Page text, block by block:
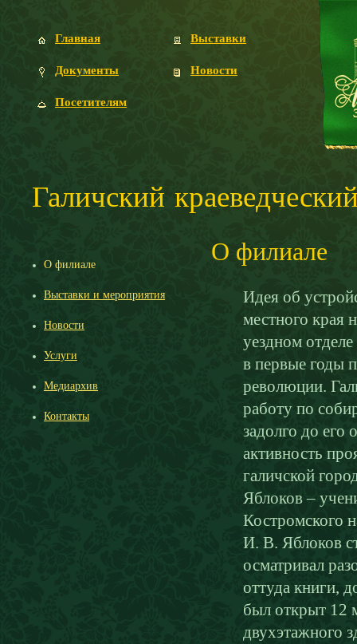
Главная
Документы
Посетителям
Выставки
Новости
Галичский
О филиале
Выставки и мероприятия
Новости
Услуги
Медиархив
Контакты
О филиале
Идея об
местного края
уездном
в первые годы
революции.
работу по
задолго до
активность
галичской
Яблоков –
Костромского
И. В. Яблоков
осматривал
оттуда книги,
был открыт 12
двухэтажного